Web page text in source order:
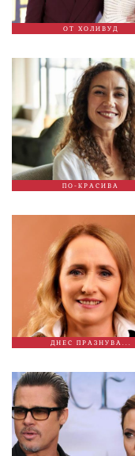
ОТ ХОЛИВУД
ПО-КРАСИВА
ДНЕС ПРАЗНУВА...